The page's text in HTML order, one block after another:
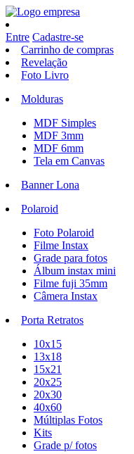
Entre Cadastre-se
Carrinho de compras
Revelação
Foto Livro
Molduras
MDF Simples
MDF 3mm
MDF 6mm
Tela em Canvas
Banner Lona
Polaroid
Foto Polaroid
Filme Instax
Grade para fotos
Álbum instax mini
Filme fuji 35mm
Câmera Instax
Porta Retratos
10x15
13x18
15x21
20x25
20x30
40x60
Múltiplas Fotos
Kits
Grade p/ fotos